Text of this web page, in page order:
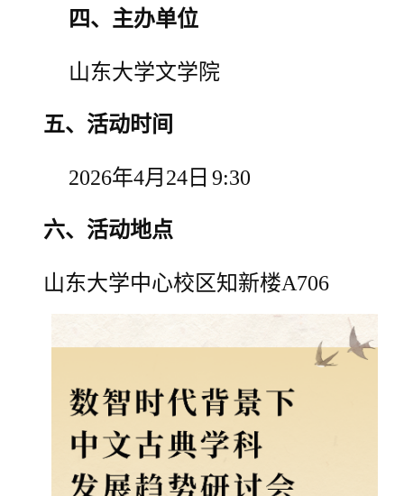
四、主办单位
山东大学文学院
五、 活动时间
2026年4月 24 日 9:30
六、活动地点
山东大学中心校区知新楼A706